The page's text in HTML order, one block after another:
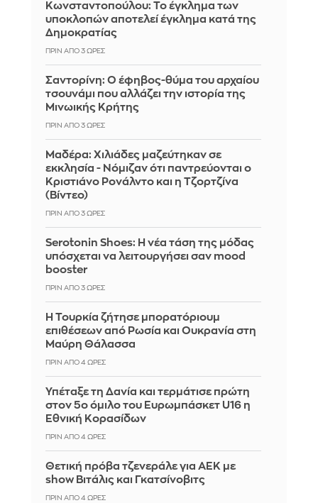
Κωνσταντοπούλου: Το έγκλημα των
υποκλοπών αποτελεί έγκλημα κατά της
Δημοκρατίας
ΠΡΙΝ ΑΠΌ 3 ΏΡΕΣ
Σαντορίνη: Ο έφηβος-θύμα του αρχαίου
τσουνάμι που αλλάζει την ιστορία της
Μινωικής Κρήτης
ΠΡΙΝ ΑΠΌ 3 ΏΡΕΣ
Μαδέρα: Χιλιάδες μαζεύτηκαν σε
εκκλησία - Νόμιζαν ότι παντρεύονται ο
Κριστιάνο Ρονάλντο και η Τζορτζίνα
(Βίντεο)
ΠΡΙΝ ΑΠΌ 3 ΏΡΕΣ
Serotonin Shoes: Η νέα τάση της μόδας
υπόσχεται να λειτουργήσει σαν mood
booster
ΠΡΙΝ ΑΠΌ 3 ΏΡΕΣ
Η Τουρκία ζήτησε μπορατόριουμ
επιθέσεων από Ρωσία και Ουκρανία στη
Μαύρη Θάλασσα
ΠΡΙΝ ΑΠΌ 4 ΏΡΕΣ
Υπέταξε τη Δανία και τερμάτισε πρώτη
στον 5ο όμιλο του Ευρωμπάσκετ U16 η
Εθνική Κορασίδων
ΠΡΙΝ ΑΠΌ 4 ΏΡΕΣ
Θετική πρόβα τζενεράλε για ΑΕΚ με
show Βιτάλις και Γκατσίνοβιτς
ΠΡΙΝ ΑΠΌ 4 ΏΡΕΣ